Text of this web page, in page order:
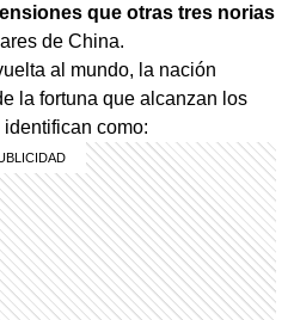
que otras tres norias
de China.
al mundo, la nación
la fortuna que alcanzan los
identifican como: